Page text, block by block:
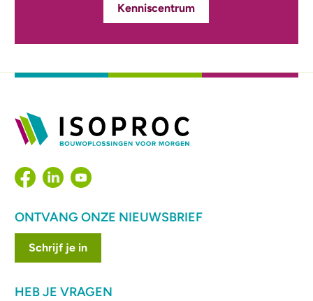
Kenniscentrum
ONTVANG ONZE NIEUWSBRIEF
Schrijf je in
HEB JE VRAGEN